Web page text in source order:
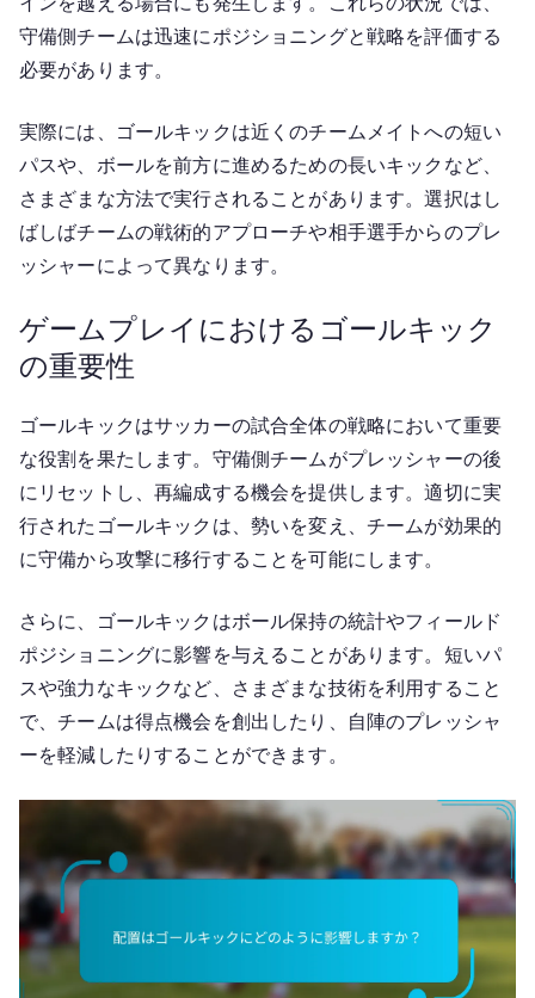
守備側チームは迅速にポジショニングと戦略を評価する
必要があります。
実際には、ゴールキックは近くのチームメイトへの短い
パスや、ボールを前方に進めるための長いキックなど、
さまざまな方法で実行されることがあります。選択はし
ばしばチームの戦術的アプローチや相手選手からのプレ
ッシャーによって異なります。
ゲームプレイにおけるゴールキック
の重要性
ゴールキックはサッカーの試合全体の戦略において重要
な役割を果たします。守備側チームがプレッシャーの後
にリセットし、再編成する機会を提供します。適切に実
行されたゴールキックは、勢いを変え、チームが効果的
に守備から攻撃に移行することを可能にします。
さらに、ゴールキックはボール保持の統計やフィールド
ポジショニングに影響を与えることがあります。短いパ
スや強力なキックなど、さまざまな技術を利用すること
で、チームは得点機会を創出したり、自陣のプレッシャ
ーを軽減したりすることができます。